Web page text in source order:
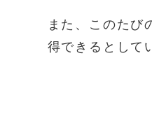
また、このたび
得できるとして